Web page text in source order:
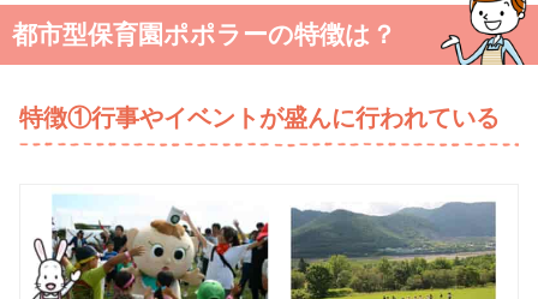
都市型保育園ポポラーの特徴は？
特徴①行事やイベントが盛んに行われている